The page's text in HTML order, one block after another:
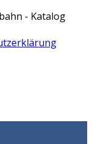
- Katalog